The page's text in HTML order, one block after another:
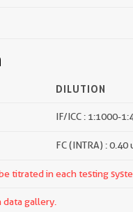
DILUTION
IF/ICC : 1:1000-
FC (INTRA) :
titrated in each testing
gallery.